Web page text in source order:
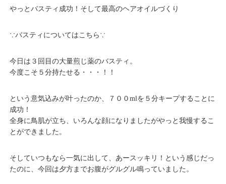
やっとバスティ成功！そして最高のヘアオイルづくり
∵バスティについてはこちら∵
今日は３回目の大量煎じ薬のバスティ。
今度こそ５分持たせる・・・！！
という意気込みが叶ったのか、７００mlを５分キープすることに
成功！
全身に鳥肌が立ち、いろんな顔になりましたがやっと我慢するこ
とができました。
そしていつもなら一気に出して、あースッキリ！という感じだっ
たのに、今回は夕方までお腹がグルグル鳴っていました。